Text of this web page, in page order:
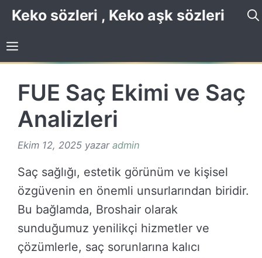
İçeriğe
Keko sözleri , Keko aşk sözleri
FUE Saç Ekimi ve Saç
Analizleri
Ekim 12, 2025 yazar admin
Saç sağlığı, estetik görünüm ve kişisel
özgüvenin en önemli unsurlarından biridir.
Bu bağlamda, Broshair olarak
sunduğumuz yenilikçi hizmetler ve
çözümlerle, saç sorunlarına kalıcı